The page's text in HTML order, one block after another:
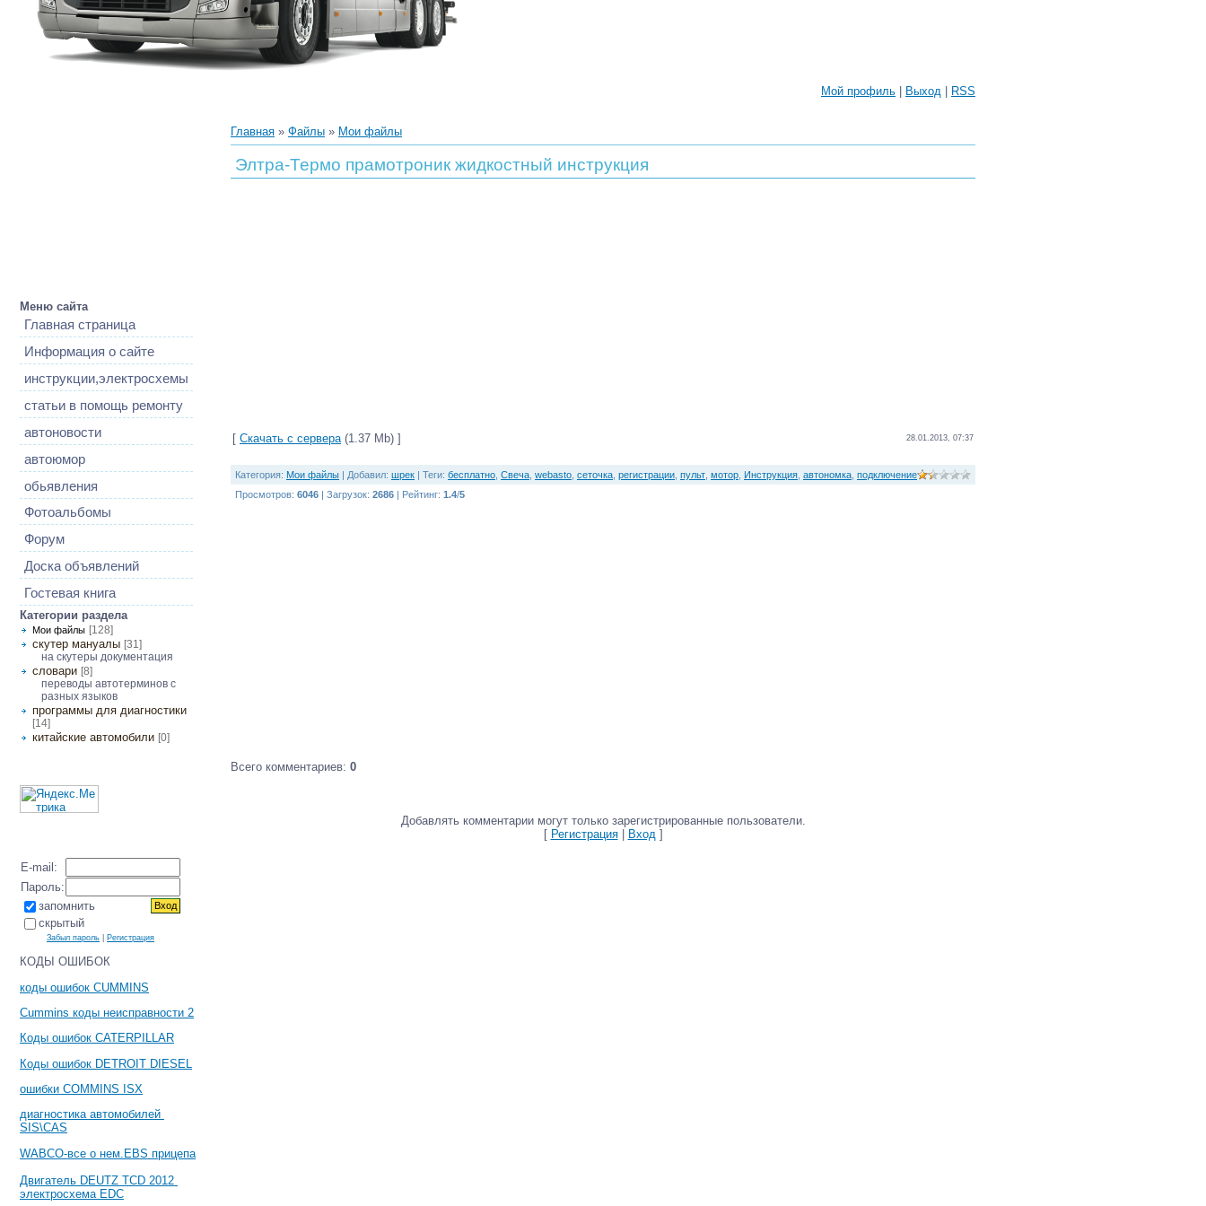
Мой профиль Выход RSS
Меню сайта
Главная страница
Информация о сайте
инструкции,электросхемы
статьи в помощь ремонту
автоновости
автоюмор
обьявления
Фотоальбомы
Форум
Доска объявлений
Гостевая книга
Категории раздела
Мои файлы [128]
скутер мануалы [31]
на скутеры документация
словари [8]
переводы автотерминов с
разных языков
программы для диагностики
[14]
китайские автомобили [0]
E-mail:
Пароль:
запомнить
скрытый
Забыл пароль Регистрация
КОДЫ ОШИБОК
коды ошибок CUMMINS
Cummins коды неисправности 2
Коды ошибок CATERPILLAR
Коды ошибок DETROIT DIESEL
ошибки COMMINS ISX
диагностика автомобилей
SIS\CAS
WABCO-все о нем.EBS прицепа
Двигатель DEUTZ TCD 2012
электросхема EDC
Главная » Файлы » Мои файлы
Элтра-Термо прамотроник жидкостный инструкция
[ Скачать с сервера (1.37 Mb) ] 28.01.2013, 07:37
Категория: Мои файлы Добавил: шрек Теги: бесплатно Свеча webasto сеточка регистрации пульт мотор Инструкция автономка подключение
Просмотров: 6046 Загрузок: 2686 Рейтинг: 1.4/5
Всего комментариев: 0
Добавлять комментарии могут только зарегистрированные пользователи.
[ Регистрация| Вход]